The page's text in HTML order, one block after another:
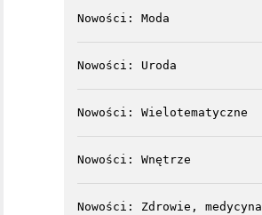
Nowości: Moda
Nowości: Uroda
Nowości: Wielotematyczne
Nowości: Wnętrze
Nowości: Zdrowie, medycyna